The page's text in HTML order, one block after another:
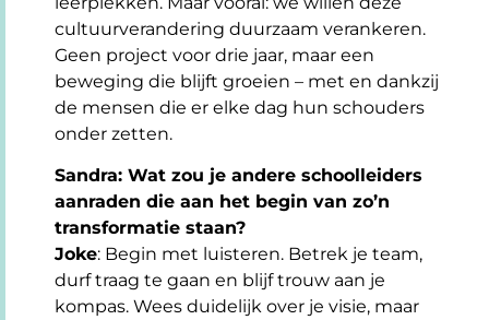
cultuurverandering duurzaam verankeren.
Geen project voor drie jaar, maar een
beweging die blijft groeien – met en dankzij
de mensen die er elke dag hun schouders
onder zetten.
Sandra: Wat zou je andere schoolleiders
aanraden die aan het begin van zo’n
transformatie staan?
Joke: Begin met luisteren. Betrek je team,
durf traag te gaan en blijf trouw aan je
kompas. Wees duidelijk over je visie, maar